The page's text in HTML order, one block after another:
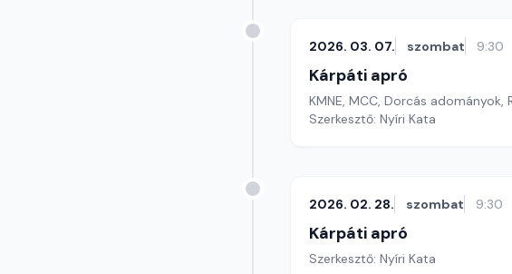
2026. 03. 07. szombat 9:30
Kárpáti apró
KMNE, MCC, Dorcás adományok,
Szerkesztő: Nyíri Kata
2026. 02. 28. szombat 9:30
Kárpáti apró
Szerkesztő: Nyíri Kata